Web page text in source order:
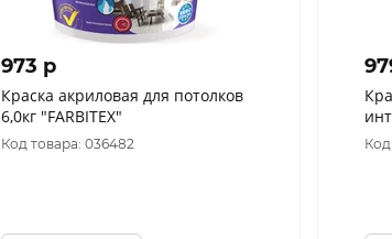
973 p
Краска акриловая для потолков
6,0кг "FARBITEX"
Код товара: 036482 Код